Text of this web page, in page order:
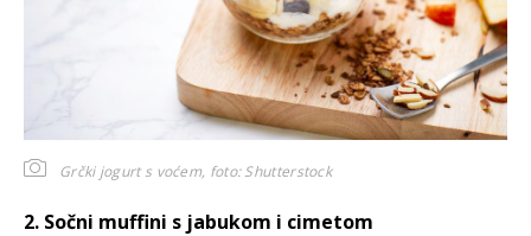
Grčki jogurt s voćem, foto: Shutterstock
2. Sočni muffini s jabukom i cimetom